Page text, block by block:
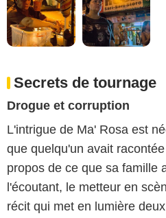
Secrets de tournage
Drogue et corruption
L'intrigue de Ma' Rosa est
que quelqu'un avait
propos de ce que sa famille
l'écoutant, le metteur en
récit qui met en lumière